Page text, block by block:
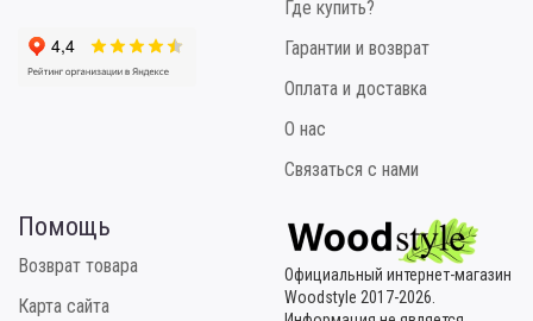
Где купить?
Гарантии и возврат
Оплата и доставка
О нас
Связаться с нами
Помощь
Возврат товара
Карта сайта
Официальный интернет-магазин
Woodstyle 2017-2026.